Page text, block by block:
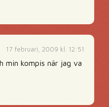
17 februari, 2009 kl. 12:51
min kompis när jag va